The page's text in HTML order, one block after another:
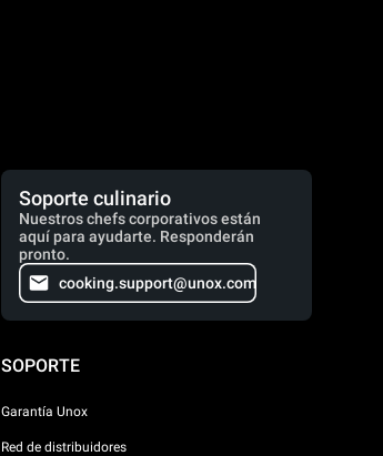
Soporte culinario
Nuestros chefs corporativos están
aquí para ayudarte. Responderán
pronto.
cooking.support@unox.com
SOPORTE
Garantía Unox
Red de distribuidores